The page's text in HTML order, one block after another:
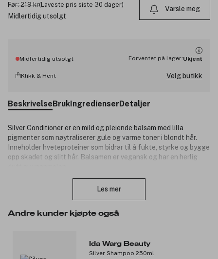
Før: 219 kr(Laveste pris siste 30 dager)
Midlertidig utsolgt
Varsle meg
Midlertidig utsolgt Forventet på lager:Ukjent
Klikk & Hent Velg butikk
BeskrivelseBrukIngredienserDetaljer
Silver Conditioner er en mild og pleiende balsam med lilla
pigmenter som nøytraliserer gule og varme toner i blondt hår.
Inneholder hveteproteiner som bidrar til å fukte, styrke og bygge
opp skadet og slitt hår. Balsamen er vegansk og har en herlig
Les mer
Andre kunder kjøpte også
Ida Warg Beauty
Silver Shampoo 250ml